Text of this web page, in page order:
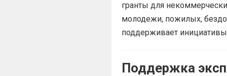
гранты для
молодежи, пожилых,
поддерживает
Поддержка